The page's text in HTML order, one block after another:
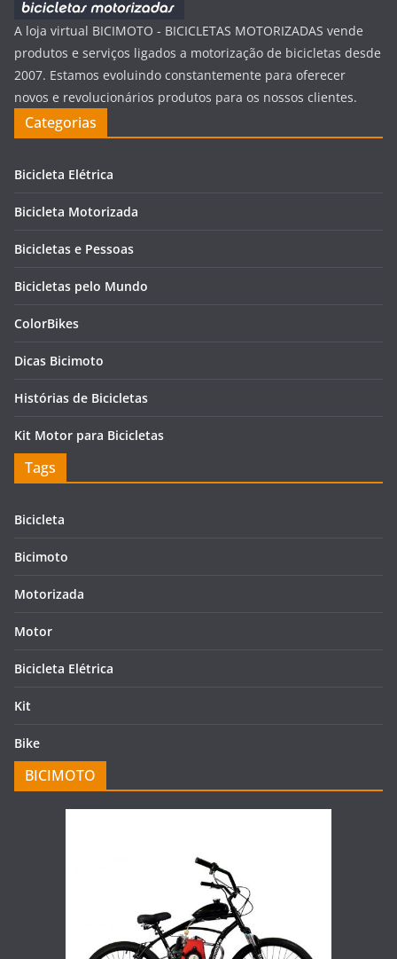
A loja virtual BICIMOTO - BICICLETAS MOTORIZADAS vende
produtos e serviços ligados a motorização de bicicletas desde
2007. Estamos evoluindo constantemente para oferecer
novos e revolucionários produtos para os nossos clientes.
Categorias
Bicicleta Elétrica
Bicicleta Motorizada
Bicicletas e Pessoas
Bicicletas pelo Mundo
ColorBikes
Dicas Bicimoto
Histórias de Bicicletas
Kit Motor para Bicicletas
Tags
Bicicleta
Bicimoto
Motorizada
Motor
Bicicleta Elétrica
Kit
Bike
BICIMOTO